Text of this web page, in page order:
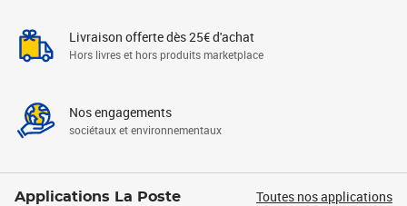
Livraison offerte dès 25€ d'achat
Hors livres et hors produits marketplace
Nos engagements
sociétaux et environnementaux
Applications La Poste Toutes nos applications